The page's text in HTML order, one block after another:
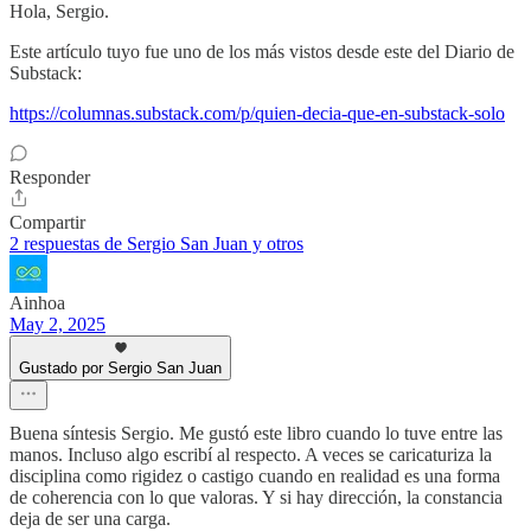
Hola, Sergio.
Este artículo tuyo fue uno de los más vistos desde este del Diario de
Substack:
https://columnas.substack.com/p/quien-decia-que-en-substack-solo
Responder
Compartir
2 respuestas de Sergio San Juan y otros
Ainhoa
May 2, 2025
Gustado por Sergio San Juan
Buena síntesis Sergio. Me gustó este libro cuando lo tuve entre las
manos. Incluso algo escribí al respecto. A veces se caricaturiza la
disciplina como rigidez o castigo cuando en realidad es una forma
de coherencia con lo que valoras. Y si hay dirección, la constancia
deja de ser una carga.